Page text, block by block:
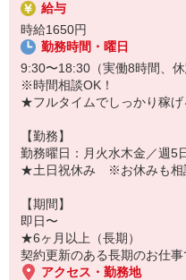
給与
時給1650円
勤務時間・曜日
9:30〜18:30（実働8時間、休
※時間相談OK！
★フルタイムでしっかり稼
【勤務】
勤務曜日：月火水木金／週5
★土日祝休み ※お休みも相
【期間】
即日〜
★6ヶ月以上（長期）
契約更新のある長期のお仕事
アクセス・勤務地